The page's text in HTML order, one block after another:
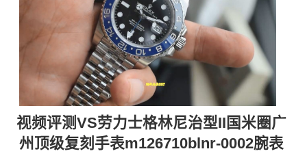
视频评测VS劳力士格林尼治型II国米圈广
州顶级复刻手表m126710blnr-0002腕表